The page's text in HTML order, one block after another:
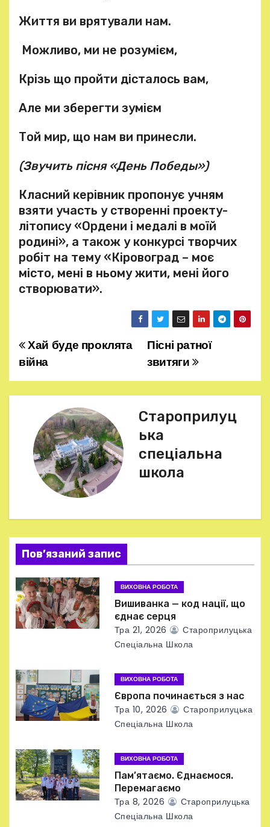
Життя ви врятували нам.
Можливо, ми не розумієм,
Крізь що пройти дісталось вам,
Але ми зберегти зумієм
Той мир, що нам ви принесли.
(Звучить пісня «День Победы»)
Класний керівник пропонує учням
взяти участь у створенні проекту-
літопису «Ордени і медалі в моїй
родині», а також у конкурсі творчих
робіт на тему «Кіровоград – моє
місто, мені в ньому жити, мені його
створювати».
Н
а
в
і
я
з
а
п
с
і
Пісні ратної
звитяги
Хай буде проклята
війна
Староприлуц
ька
спеціальна
школа
Пов’язаний запис
ВИХОВНА РОБОТА
Вишиванка — код нації, що
єднає серця
Тра 21, 2026
Староприлуцька
Спеціальна Школа
ВИХОВНА РОБОТА
Європа починається з нас
Тра 10, 2026
Староприлуцька
Спеціальна Школа
ВИХОВНА РОБОТА
Пам’ятаємо. Єднаємося.
Перемагаємо
Тра 8, 2026
Староприлуцька
Спеціальна Школа